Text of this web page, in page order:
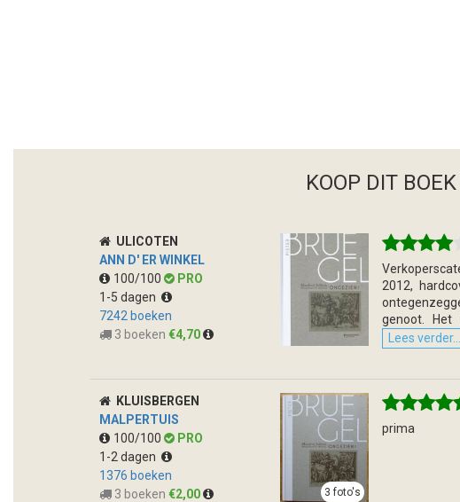
KOOP DIT
ULICOTEN
ANN D' ER WINKEL
100/100
PRO
1-5 dagen
7242 boeken
3 boeken €4,70
2012,
genoot.
Lees verder...
KLUISBERGEN
MALPERTUIS
100/100
PRO
1-2 dagen
1376 boeken
3 boeken €2,00 3 foto's
prima